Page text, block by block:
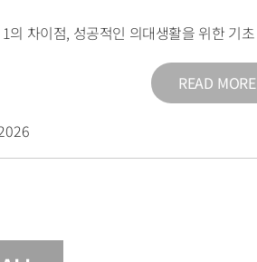
의 차이점, 성공적인 의대생활을 위한 기초
READ MORE